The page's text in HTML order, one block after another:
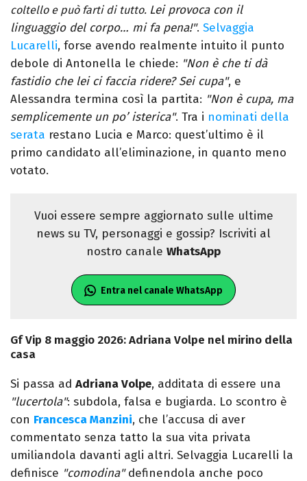
coltello e può farti di tutto. Lei provoca con il
linguaggio del corpo… mi fa pena!". Selvaggia
Lucarelli, forse avendo realmente intuito il punto
debole di Antonella le chiede: "Non è che ti dà
fastidio che lei ci faccia ridere? Sei cupa", e
Alessandra termina così la partita: "Non è cupa, ma
semplicemente un po’ isterica". Tra i nominati della
serata restano Lucia e Marco: quest’ultimo è il
primo candidato all’eliminazione, in quanto meno
votato.
Vuoi essere sempre aggiornato sulle ultime
news su TV, personaggi e gossip? Iscriviti al
nostro canale WhatsApp
Entra nel canale WhatsApp
Gf Vip 8 maggio 2026: Adriana Volpe nel mirino della
casa
Si passa ad Adriana Volpe, additata di essere una
"lucertola": subdola, falsa e bugiarda. Lo scontro è
con Francesca Manzini, che l’accusa di aver
commentato senza tatto la sua vita privata
umiliandola davanti agli altri. Selvaggia Lucarelli la
definisce "comodina"definendola anche poco